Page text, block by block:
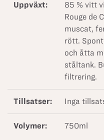
Uppväxt:
85 % vitt
Rouge de
muscat,
rött.
och åtta
ståltank.
filtrering.
Tillsatser: Inga
Volymer: 750ml